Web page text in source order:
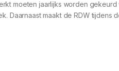
moeten jaarlijks worden
Daarnaast maakt de RDW tijdens